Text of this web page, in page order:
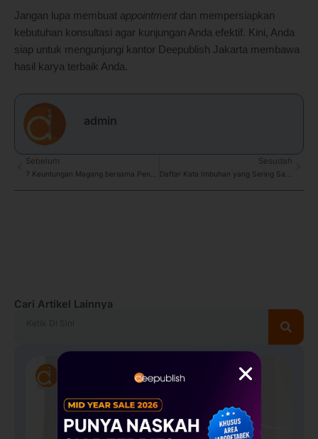
Jangan lupa membuat appointment dan mempersiapkan
kebutuhan konsultasi agar kunjungan Anda efektif. Kini, Anda
siap untuk mengunjungi kantor Deepublish Jakarta membawa
hasil karya terbaik Anda.
admin
Prev
Sebelum Sesudah
Cari Artikel Lainnya